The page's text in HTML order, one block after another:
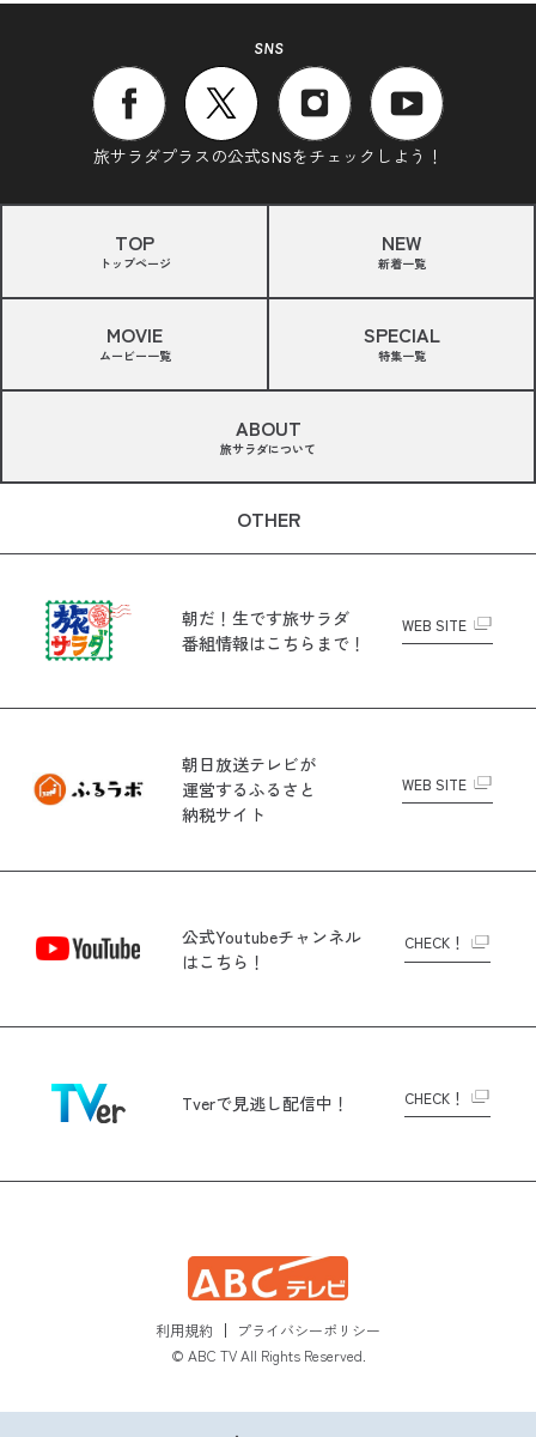
SNS
旅サラダプラスの公式SNSをチェックしよう！
TOP
トップページ
NEW
新着一覧
MOVIE
ムービー一覧
SPECIAL
特集一覧
ABOUT
旅サラダについて
OTHER
朝だ！生です旅サラダ
番組情報はこちらまで！
WEB SITE
朝日放送テレビが
運営するふるさと
納税サイト
WEB SITE
公式Youtubeチャンネル
はこちら！
CHECK！
Tverで見逃し配信中！ CHECK！
利用規約
プライバシーポリシー
© ABC TV All Rights Reserved.